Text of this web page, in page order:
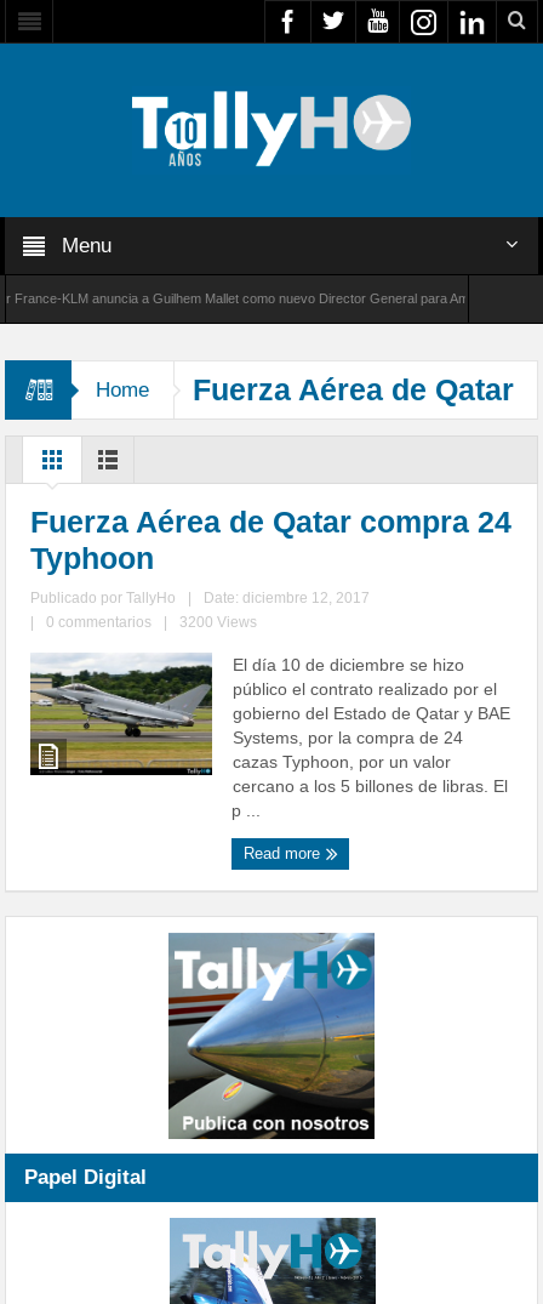
Menu
KLM anuncia a Guilhem Mallet como nuevo Director General para América Latina
Home Fuerza Aérea de Qatar
Fuerza Aérea de Qatar compra 24
Typhoon
Publicado porTallyHo
Date: diciembre 12, 2017
0 commentarios 3200 Views
El día 10 de diciembre se hizo
público el contrato realizado por el
gobierno del Estado de Qatar y BAE
Systems, por la compra de 24
cazas Typhoon, por un valor
cercano a los 5 billones de libras. El
p ...
Read more
Papel Digital